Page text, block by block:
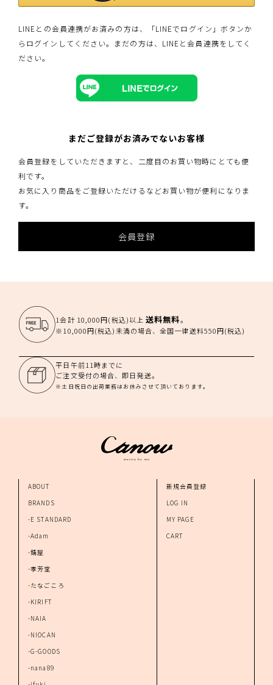
LINEとの会員連携がお済みの方は、「LINEでログイン」ボタンか
らログインしてください。まだの方は、 LINEと会員連携をしてく
ださい。
まだご登録がお済みでないお客様
会員登録をしていただきますと、二度目のお買い物時にとても便
利です。
お気に入り商品をご登録いただけるなどお買い物が便利になりま
す。
会員登録
1会計 10,000円(税込)以上送料無料。
※10,000円(税込)未満の場合、全国一律送料550円(税込)
平日午前11時までに
ご注文受付の場合、即日発送。
※土日祝日の出荷業務はお休みさせて頂いております。
ABOUT
BRANDS
-E STANDARD
-Adam
-錆屋
-孝芳堂
-たなごころ
-KIRIFT
-NAIA
-NIOCAN
-G-GOODS
-nana89
新規会員登録
LOG IN
MY PAGE
CART